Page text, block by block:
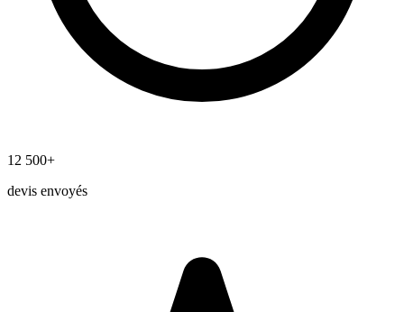
12 500+
devis envoyés